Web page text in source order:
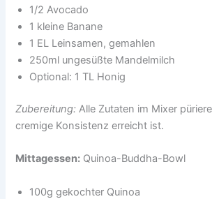
1/2 Avocado
1 kleine Banane
1 EL Leinsamen, gemahlen
250ml ungesüßte Mandelmilch
Optional: 1 TL Honig
Zubereitung: Alle Zutaten im Mixer
cremige Konsistenz erreicht ist.
Mittagessen: Quinoa-Buddha-Bowl
100g gekochter Quinoa